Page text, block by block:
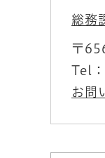
総務
〒
Tel
お問